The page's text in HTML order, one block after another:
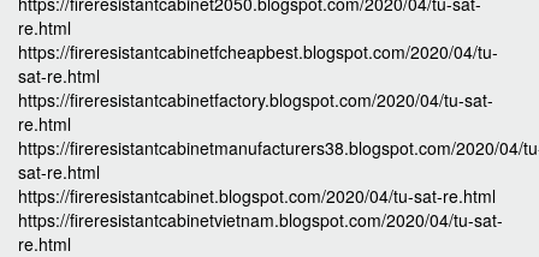
re.html
https://fireresistantcabinetfcheapbest.blogspot.com/2020/04/tu-
sat-re.html
https://fireresistantcabinetfactory.blogspot.com/2020/04/tu-sat-
re.html
https://fireresistantcabinetmanufacturers38.blogspot.com/2020/04/
sat-re.html
https://fireresistantcabinet.blogspot.com/2020/04/tu-sat-re.html
https://fireresistantcabinetvietnam.blogspot.com/2020/04/tu-sat-
re.html